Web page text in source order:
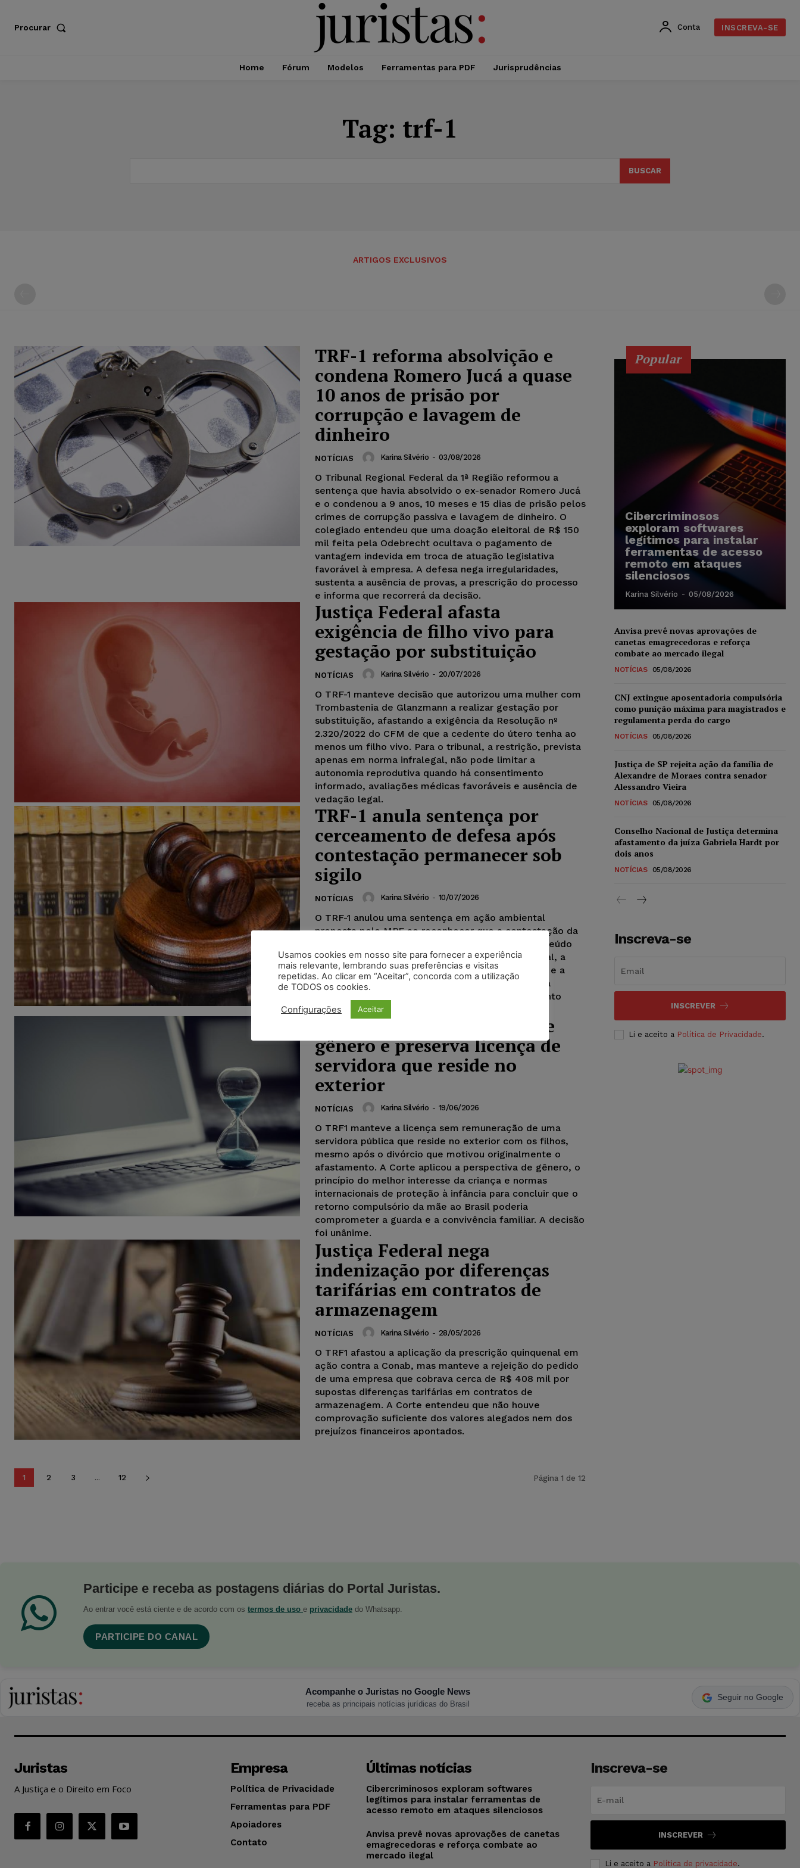
Procurar Conta INSCREVA-SE
Home Fórum Modelos Ferramentas para PDF Jurisprudências
Tag: trf-1
BUSCAR
ARTIGOS EXCLUSIVOS
TRF-1 reforma absolvição e
condena Romero Jucá a quase
10 anos de prisão por
corrupção e lavagem de
dinheiro
NOTÍCIAS Karina Silvério - 03/08/2026
O Tribunal Regional Federal da 1ª Região reformou a
sentença que havia absolvido o ex-senador Romero Jucá
e o condenou a 9 anos, 10 meses e 15 dias de prisão pelos
crimes de corrupção passiva e lavagem de dinheiro. O
colegiado entendeu que uma doação eleitoral de R$ 150
mil feita pela Odebrecht ocultava o pagamento de
vantagem indevida em troca de atuação legislativa
favorável à empresa. A defesa nega irregularidades,
sustenta a ausência de provas, a prescrição do processo
e informa que recorrerá da decisão.
Justiça Federal afasta
exigência de filho vivo para
gestação por substituição
NOTÍCIAS Karina Silvério - 20/07/2026
O TRF-1 manteve decisão que autorizou uma mulher com
Trombastenia de Glanzmann a realizar gestação por
substituição, afastando a exigência da Resolução nº
2.320/2022 do CFM de que a cedente do útero tenha ao
menos um filho vivo. Para o tribunal, a restrição, prevista
apenas em norma infralegal, não pode limitar a
autonomia reprodutiva quando há consentimento
informado, avaliações médicas favoráveis e ausência de
vedação legal.
TRF-1 anula sentença por
cerceamento de defesa após
contestação permanecer sob
sigilo
NOTÍCIAS Karina Silvério - 10/07/2026
O TRF-1 anulou uma sentença em ação ambiental
proposta pelo MPF ao reconhecer que a contestação da
empresa permaneceu sob sigilo sem que seu conteúdo
fosse disponibilizado à parte autora. Para o tribunal, a
restrição de acesso comprometeu o contraditório e a
ampla defesa, determinando a retirada do sigilo, a
reabertura do prazo para réplica e o prosseguimento
regular do processo.
TRF-1 aplica perspectiva de
gênero e preserva licença de
servidora que reside no
exterior
NOTÍCIAS Karina Silvério - 19/06/2026
O TRF1 manteve a licença sem remuneração de uma
servidora pública que reside no exterior com os filhos,
mesmo após o divórcio que motivou originalmente o
afastamento. A Corte aplicou a perspectiva de gênero, o
princípio do melhor interesse da criança e normas
internacionais de proteção à infância para concluir que o
retorno compulsório da mãe ao Brasil poderia
comprometer a guarda e a convivência familiar. A decisão
foi unânime.
Justiça Federal nega
indenização por diferenças
tarifárias em contratos de
armazenagem
NOTÍCIAS Karina Silvério - 28/05/2026
O TRF1 afastou a aplicação da prescrição quinquenal em
ação contra a Conab, mas manteve a rejeição do pedido
de uma empresa que cobrava cerca de R$ 408 mil por
supostas diferenças tarifárias em contratos de
armazenagem. A Corte entendeu que não houve
comprovação suficiente dos valores alegados nem dos
prejuízos financeiros apontados.
1 2 3 ... 12 Página 1 de 12
Popular
Cibercriminosos
exploram softwares
legítimos para instalar
ferramentas de acesso
remoto em ataques
silenciosos
Karina Silvério - 05/08/2026
Anvisa prevê novas aprovações de
canetas emagrecedoras e reforça
combate ao mercado ilegal
NOTÍCIAS 05/08/2026
CNJ extingue aposentadoria compulsória
como punição máxima para magistrados e
regulamenta perda do cargo
NOTÍCIAS 05/08/2026
Justiça de SP rejeita ação da família de
Alexandre de Moraes contra senador
Alessandro Vieira
NOTÍCIAS 05/08/2026
Conselho Nacional de Justiça determina
afastamento da juíza Gabriela Hardt por
dois anos
NOTÍCIAS 05/08/2026
Inscreva-se
INSCREVER
Li e aceito a Política de Privacidade.
Participe e receba as postagens diárias do Portal Juristas.
Ao entrar você está ciente e de acordo com os termos de uso e privacidade do Whatsapp.
PARTICIPE DO CANAL
Acompanhe o Juristas no Google News
receba as principais notícias jurídicas do Brasil
Seguir no Google
Juristas
A Justiça e o Direito em Foco
Empresa
Política de Privacidade
Ferramentas para PDF
Apoiadores
Contato
Últimas notícias
Cibercriminosos exploram softwares
legítimos para instalar ferramentas de
acesso remoto em ataques silenciosos
Anvisa prevê novas aprovações de canetas
emagrecedoras e reforça combate ao
mercado ilegal
Inscreva-se
INSCREVER
Li e aceito a Política de privacidade.
Usamos cookies em nosso site para fornecer a experiência
mais relevante, lembrando suas preferências e visitas
repetidas. Ao clicar em “Aceitar”, concorda com a utilização
de TODOS os cookies.
Configurações Aceitar